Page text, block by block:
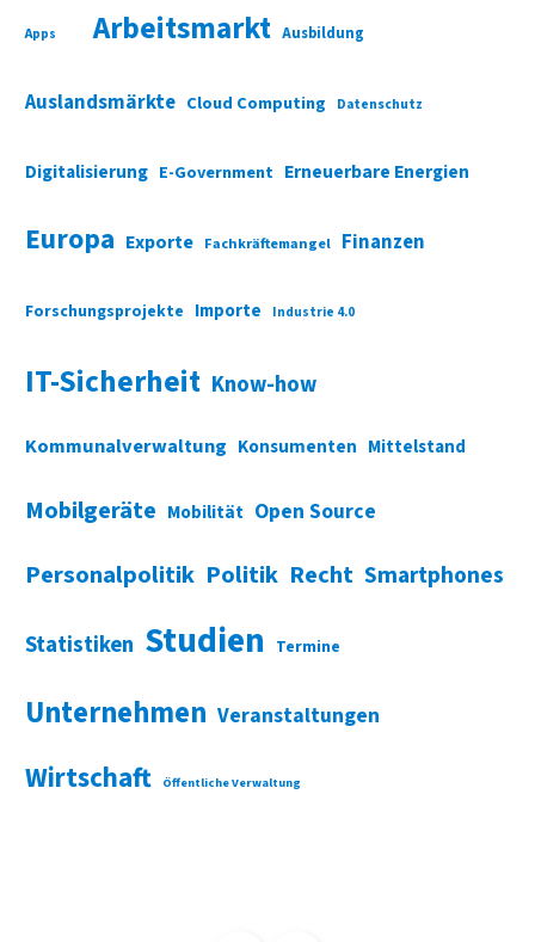
Apps Arbeitsmarkt Ausbildung
Auslandsmärkte Cloud Computing Datenschutz
Digitalisierung E-Government Erneuerbare Energien
Europa Exporte Fachkräftemangel Finanzen
Forschungsprojekte Importe Industrie 4.0
IT-Sicherheit Know-how
Kommunalverwaltung Konsumenten Mittelstand
Mobilgeräte Mobilität Open Source
Personalpolitik Politik Recht Smartphones
Statistiken Studien Termine
Unternehmen Veranstaltungen
Wirtschaft Öffentliche Verwaltung